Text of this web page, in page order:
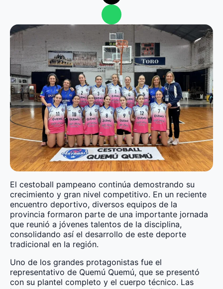
El cestoball pampeano continúa demostrando su
crecimiento y gran nivel competitivo. En un reciente
encuentro deportivo, diversos equipos de la
provincia formaron parte de una importante jornada
que reunió a jóvenes talentos de la disciplina,
consolidando así el desarrollo de este deporte
tradicional en la región.
Uno de los grandes protagonistas fue el
representativo de Quemú Quemú, que se presentó
con su plantel completo y el cuerpo técnico. Las